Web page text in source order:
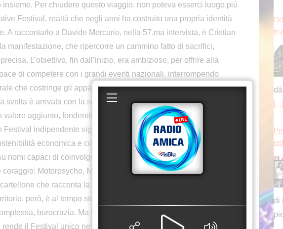
insieme. Per chiudere questo viaggio, non poteva esserci luogo più
Festival, realtà che negli anni ha costruito una propria identità
A raccontarlo a Davide Mercurio, nella 57.ma intervista, è Cristian
manifestazione, che ripercorre un cammino fatto di sacrifici,
L’obiettivo, fin dall’inizio, era ambizioso, per offrire alla
di competere con i grandi eventi nazionali, interrompendo
che costringe gli appassionati a spostarsi altrove per vivere
svolta è arrivata con la scelta della Sila, un luogo che ha
aggiunto, fondendo natura e musica in un’identità ormai
indipendente significa convivere ogni anno con un
economica e coerenza artistica. Be Alternative affronta
nomi capaci di coinvolgere il pubblico, ma anche su artisti che
Motorpsycho, Mogwai, Jeff Mills, Kula Shaker, Timber
che racconta la volontà di restare trasversali, senza
però, è al tempo stesso limite e risorsa con poche
burocrazia. Ma la Sila restituisce un contesto autentico,
il Festival unico nel suo genere. Dietro ogni edizione c’è un
di